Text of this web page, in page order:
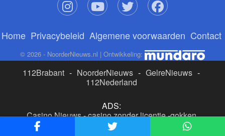
Home Privacybeleid Algemene voorwaarden Contact
© 2026 - NoorderNieuws.nl | Ontwikkeling:
112Brabant - NoorderNieuws - GelreNieuws -
112Nederland
ADS:
Casino Nieuws-casino zonder licentie-gokken
buitenlandse site
beste online casino nederland